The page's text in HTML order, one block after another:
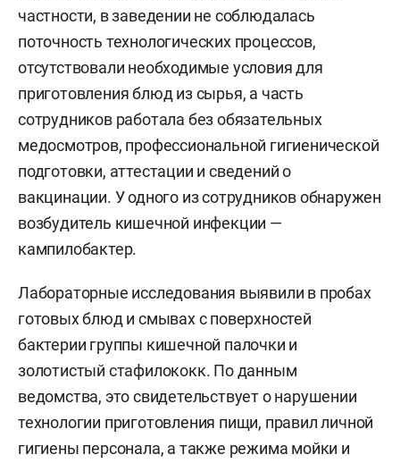
частности, в заведении не соблюдалась
поточность технологических процессов,
отсутствовали необходимые условия для
приготовления блюд из сырья, а часть
сотрудников работала без обязательных
медосмотров, профессиональной гигиенической
подготовки, аттестации и сведений о
вакцинации. У одного из сотрудников обнаружен
возбудитель кишечной инфекции —
кампилобактер.
Лабораторные исследования выявили в пробах
готовых блюд и смывах с поверхностей
бактерии группы кишечной палочки и
золотистый стафилококк. По данным
ведомства, это свидетельствует о нарушении
технологии приготовления пищи, правил личной
гигиены персонала, а также режима мойки и